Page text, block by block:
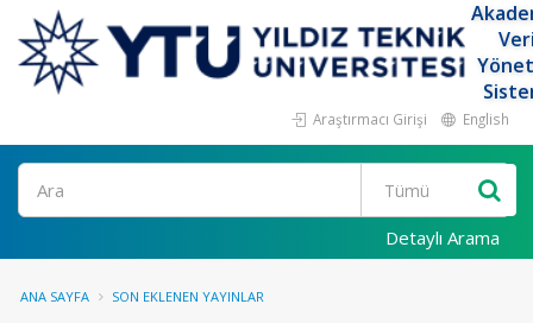
Araştırmacı Girişi English
Ara
Detaylı Arama
ANA SAYFA SON EKLENEN YAYINLAR